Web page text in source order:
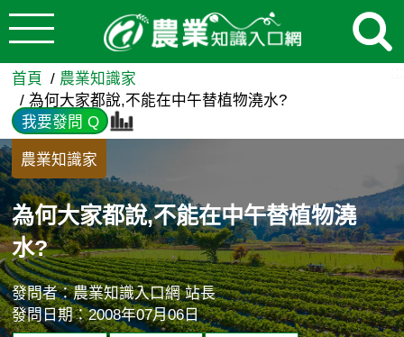
跳到主要內容
為何大家都說,不能在中午替
首頁
農業知識家
為何大家都說,不能在中午替植物澆水?
我要發問 Q
農業知識家
為何大家都說,不能在中午替植物澆
水?
發問者：農業知識入口網 站長
發問日期：2008年07月06日